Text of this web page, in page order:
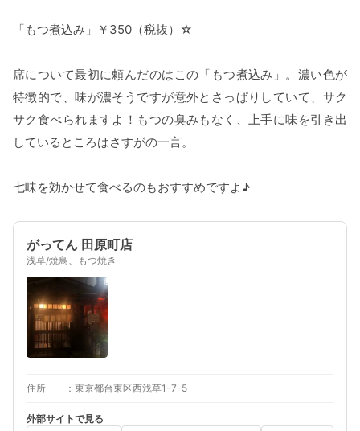
「もつ煮込み」￥350（税抜）☆
席について最初に頼んだのはこの「もつ煮込み」。濃い色が
特徴的で、味が濃そうですが意外とさっぱりしていて、サク
サク食べられますよ！もつの臭みもなく、上手に味を引き出
しているところはさすがの一言。
七味を効かせて食べるのもおすすめですよ♪
がってん 田原町店
浅草/焼鳥、もつ焼き
住所 東京都台東区西浅草1-7-5
外部サイトで見る